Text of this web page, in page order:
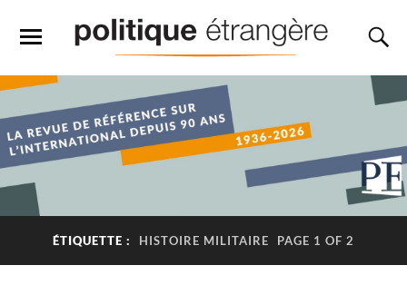
ÉTIQUETTE : HISTOIRE MILITAIRE PAGE 1 OF 2